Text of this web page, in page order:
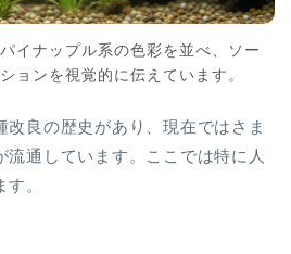
イナップル系の色彩を並べ、ソー
ョンを視覚的に伝えています。
改良の歴史があり、現在ではさま
流通しています。ここでは特に人
。